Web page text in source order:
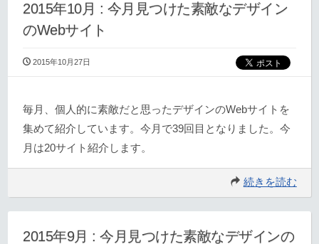
2015年10月 : 今月見つけた素敵なデザイン
のWebサイト
2015年10月27日
毎月、個人的に素敵だと思ったデザインのWebサイトを
集めて紹介しています。今月で39回目となりました。今
月は20サイト紹介します。
続きを読む
2015年9月 : 今月見つけた素敵なデザインの